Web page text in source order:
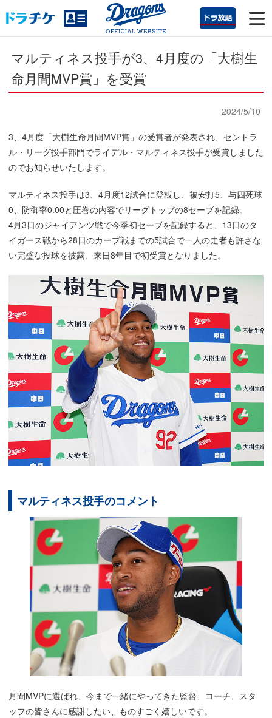
マルティネス投手が3、4月度の「大樹生
命月間MVP賞」を受賞
2024/5/10
3、4月度「大樹生命月間MVP賞」の受賞者が発表され、セントラ
ル・リーグ投手部門でライデル・マルティネス投手が受賞しました
のでお知らせいたします。
マルティネス投手は3、4月度12試合に登板し、被安打5、与四死球
0、防御率0.00と圧巻の内容でリーグトップの8セーブを記録。
4月3日のジャイアンツ戦で今季初セーブを記録すると、13日のタ
イガース戦から28日のカープ戦までの5試合で一人の走者も許さな
い完璧な投球を披露、来日8年目で初受賞となりました。
マルティネス投手のコメント
月間MVPに選ばれ、今まで一緒にやってきた監督、コーチ、スタ
ッフの皆さんに感謝したい、ものすごく嬉しいです。